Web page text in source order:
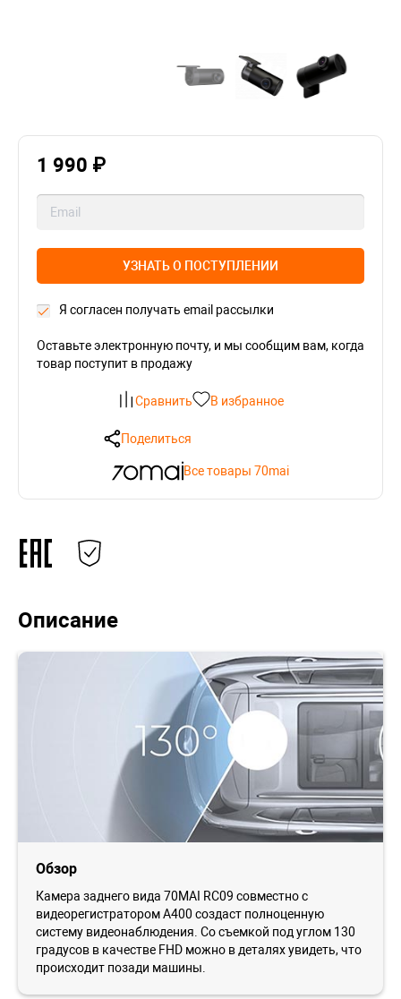
1 990 ₽
УЗНАТЬ О ПОСТУПЛЕНИИ
Я согласен получать email рассылки
Оставьте электронную почту, и мы сообщим вам, когда
товар поступит в продажу
Сравнить В избранное
Поделиться
Все товары 70mai
Описание
Обзор
Камера заднего вида 70MAI RC09 совместно с
видеорегистратором A400 создаст полноценную
систему видеонаблюдения. Со съемкой под углом 130
градусов в качестве FHD можно в деталях увидеть, что
происходит позади машины.